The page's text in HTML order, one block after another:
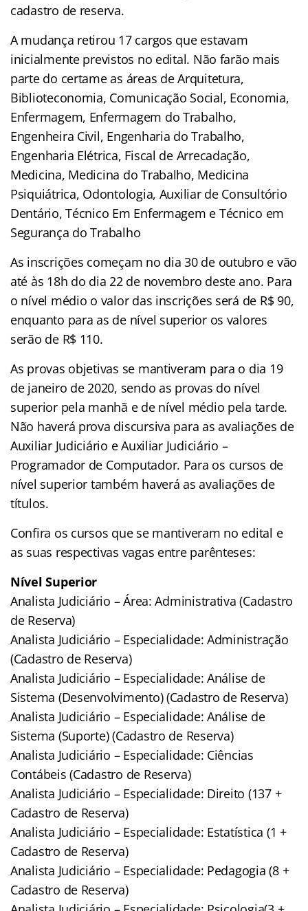
cadastro de reserva.
A mudança retirou 17 cargos que estavam
inicialmente previstos no edital. Não farão mais
parte do certame as áreas de Arquitetura,
Biblioteconomia, Comunicação Social, Economia,
Enfermagem, Enfermagem do Trabalho,
Engenheira Civil, Engenharia do Trabalho,
Engenharia Elétrica, Fiscal de Arrecadação,
Medicina, Medicina do Trabalho, Medicina
Psiquiátrica, Odontologia, Auxiliar de Consultório
Dentário, Técnico Em Enfermagem e Técnico em
Segurança do Trabalho
As inscrições começam no dia 30 de outubro e vão
até às 18h do dia 22 de novembro deste ano. Para
o nível médio o valor das inscrições será de R$ 90,
enquanto para as de nível superior os valores
serão de R$ 110.
As provas objetivas se mantiveram para o dia 19
de janeiro de 2020, sendo as provas do nível
superior pela manhã e de nível médio pela tarde.
Não haverá prova discursiva para as avaliações de
Auxiliar Judiciário e Auxiliar Judiciário –
Programador de Computador. Para os cursos de
nível superior também haverá as avaliações de
títulos.
Confira os cursos que se mantiveram no edital e
as suas respectivas vagas entre parênteses:
Nível Superior
Analista Judiciário – Área: Administrativa (Cadastro
de Reserva)
Analista Judiciário – Especialidade: Administração
(Cadastro de Reserva)
Analista Judiciário – Especialidade: Análise de
Sistema (Desenvolvimento) (Cadastro de Reserva)
Analista Judiciário – Especialidade: Análise de
Sistema (Suporte) (Cadastro de Reserva)
Analista Judiciário – Especialidade: Ciências
Contábeis (Cadastro de Reserva)
Analista Judiciário – Especialidade: Direito (137 +
Cadastro de Reserva)
Analista Judiciário – Especialidade: Estatística (1 +
Cadastro de Reserva)
Analista Judiciário – Especialidade: Pedagogia (8 +
Cadastro de Reserva)